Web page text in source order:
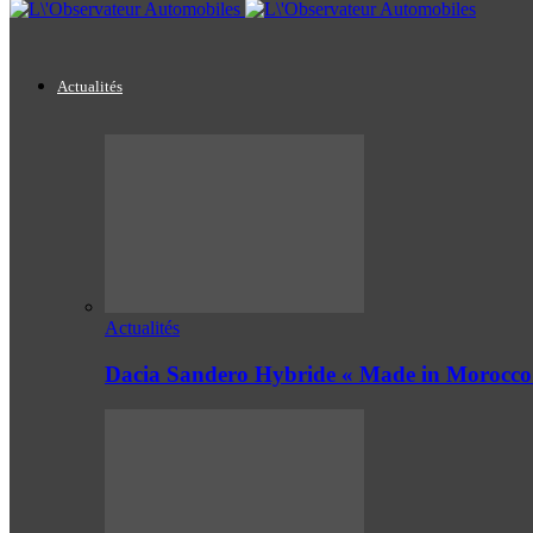
Actualités
Actualités
Dacia Sandero Hybride « Made in